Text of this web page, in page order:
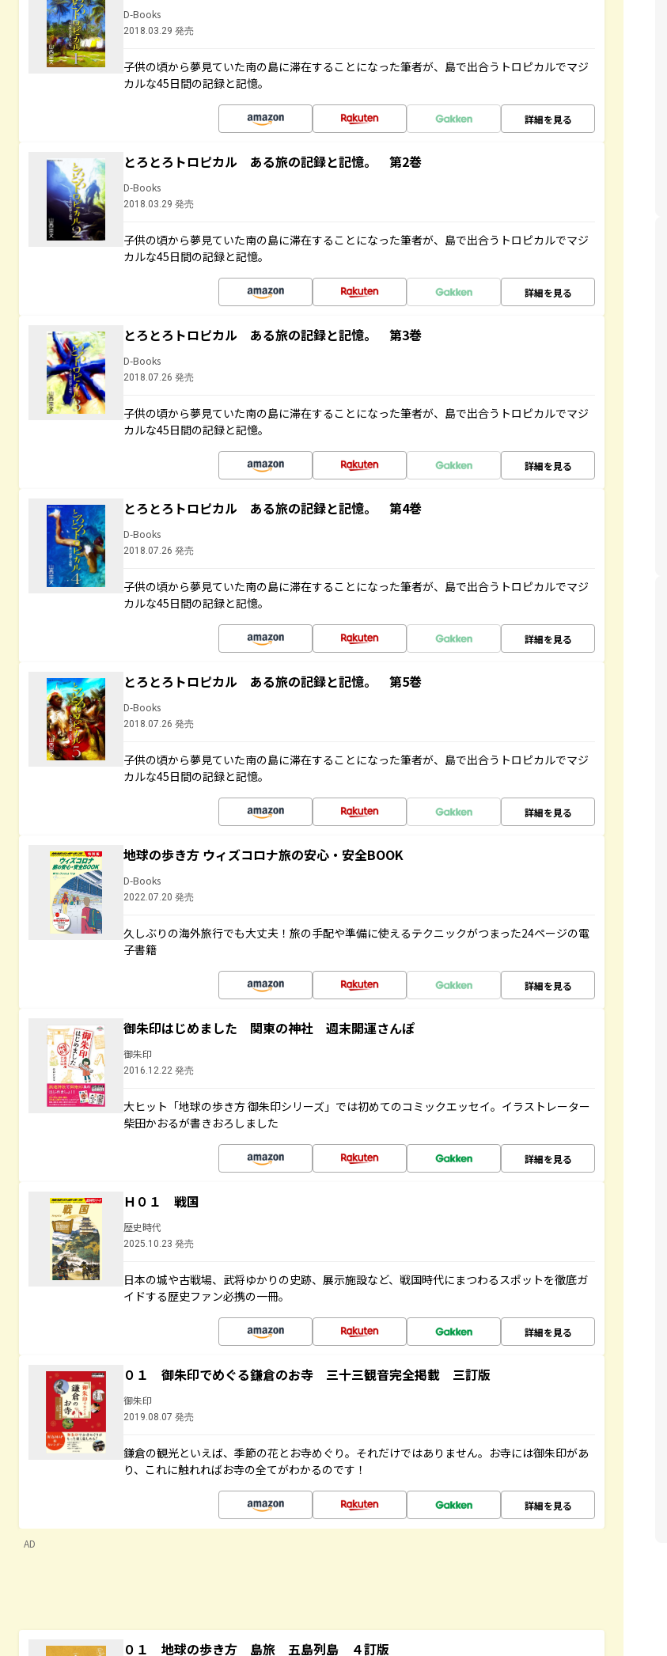
D-Books
2018.03.29 発売
子供の頃から夢見ていた南の島に滞在することになった筆者が、島で出合うトロピカルでマジ
カルな45日間の記録と記憶。
詳細を見る
とろとろトロピカル ある旅の記録と記憶。 第2巻
D-Books
2018.03.29 発売
子供の頃から夢見ていた南の島に滞在することになった筆者が、島で出合うトロピカルでマジ
カルな45日間の記録と記憶。
詳細を見る
とろとろトロピカル ある旅の記録と記憶。 第3巻
D-Books
2018.07.26 発売
子供の頃から夢見ていた南の島に滞在することになった筆者が、島で出合うトロピカルでマジ
カルな45日間の記録と記憶。
詳細を見る
とろとろトロピカル ある旅の記録と記憶。 第4巻
D-Books
2018.07.26 発売
子供の頃から夢見ていた南の島に滞在することになった筆者が、島で出合うトロピカルでマジ
カルな45日間の記録と記憶。
詳細を見る
とろとろトロピカル ある旅の記録と記憶。 第5巻
D-Books
2018.07.26 発売
子供の頃から夢見ていた南の島に滞在することになった筆者が、島で出合うトロピカルでマジ
カルな45日間の記録と記憶。
詳細を見る
地球の歩き方 ウィズコロナ旅の安心・安全BOOK
D-Books
2022.07.20 発売
久しぶりの海外旅行でも大丈夫！旅の手配や準備に使えるテクニックがつまった24ページの電
子書籍
詳細を見る
御朱印はじめました 関東の神社 週末開運さんぽ
御朱印
2016.12.22 発売
大ヒット「地球の歩き方 御朱印シリーズ」では初めてのコミックエッセイ。イラストレーター
柴田かおるが書きおろしました
詳細を見る
Ｈ０１ 戦国
歴史時代
2025.10.23 発売
日本の城や古戦場、武将ゆかりの史跡、展示施設など、戦国時代にまつわるスポットを徹底ガ
イドする歴史ファン必携の一冊。
詳細を見る
０１ 御朱印でめぐる鎌倉のお寺 三十三観音完全掲載 三訂版
御朱印
2019.08.07 発売
鎌倉の観光といえば、季節の花とお寺めぐり。それだけではありません。お寺には御朱印があ
り、これに触れればお寺の全てがわかるのです！
詳細を見る
AD
０１ 地球の歩き方 島旅 五島列島 ４訂版